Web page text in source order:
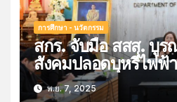
การศึกษา - นวัตกรรม
สกร. จับมือ สสส. บูร
สังคมปลอดบุหรี่ไฟฟ้า
พ.ย. 7, 2025